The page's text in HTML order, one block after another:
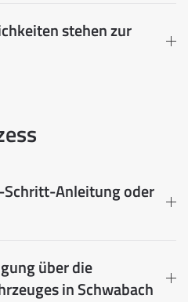
stehen zur
Anleitung oder
über die
in Schwabach